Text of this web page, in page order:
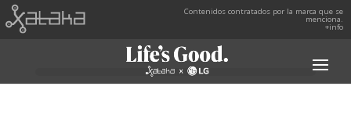
Contenidos contratados por la marca que se
menciona.
+info